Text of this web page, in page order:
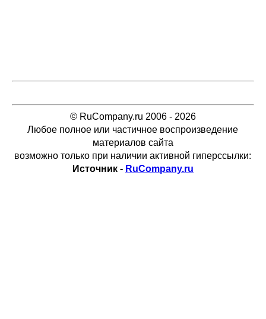
© RuCompany.ru 2006 - 2026
Любое полное или частичное воспроизведение
материалов сайта
возможно только при наличии активной гиперссылки:
Источник - RuCompany.ru